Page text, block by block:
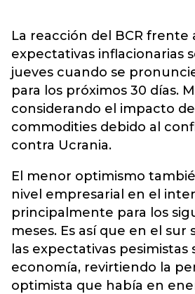
La reacción del BCR frente
expectativas inflacionarias
jueves cuando se
para los próximos 30 días.
considerando el impacto
commodities debido al
contra Ucrania.
El menor optimismo
nivel empresarial en el
principalmente para los
meses. Es así que en el sur
las expectativas pesimistas
economía, revirtiendo la
optimista que había en